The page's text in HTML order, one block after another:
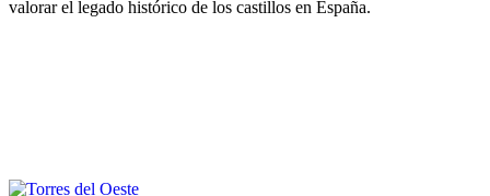
valorar el legado histórico de los castillos en España.